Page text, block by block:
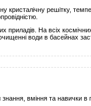
кристалічну решітку,
приладів. На всіх
води в басейнах
вміння та навички в